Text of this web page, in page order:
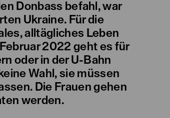
Donbass befahl, war
Ukraine. Für die
alltägliches Leben
2022 geht es für
oder in der U-Bahn
Wahl, sie müssen
Die Frauen gehen
werden.